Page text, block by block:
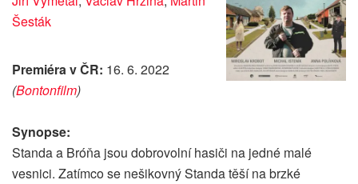
Šesták
Premiéra v ČR: 16. 6. 2022
(Bontonfilm)
Synopse:
Standa a Bróňa jsou dobrovolní hasiči na jedné malé
vesnici. Zatímco se nešikovný Standa těší na brzké